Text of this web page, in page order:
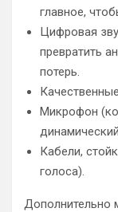
главное,
Цифровая
превратить
потерь.
Микрофон
Кабели,
голоса).
Дополнительно